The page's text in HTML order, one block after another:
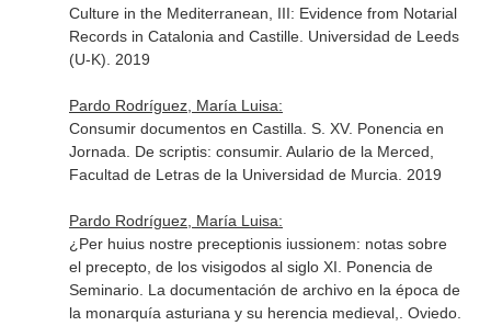
Culture in the Mediterranean, III: Evidence from Notarial
Records in Catalonia and Castille. Universidad de Leeds
(U-K). 2019
Pardo Rodríguez, María Luisa:
Consumir documentos en Castilla. S. XV. Ponencia en
Jornada. De scriptis: consumir. Aulario de la Merced,
Facultad de Letras de la Universidad de Murcia. 2019
Pardo Rodríguez, María Luisa:
¿Per huius nostre preceptionis iussionem: notas sobre
el precepto, de los visigodos al siglo XI. Ponencia de
Seminario. La documentación de archivo en la época de
la monarquía asturiana y su herencia medieval,. Oviedo.